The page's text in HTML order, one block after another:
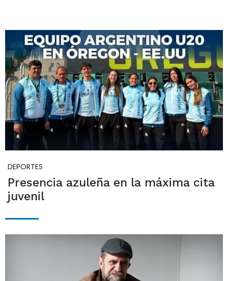
DEPORTES
Presencia azuleña en la máxima cita
juvenil